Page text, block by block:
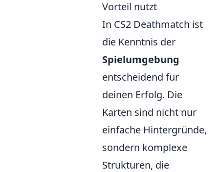
Vorteil nutzt
In CS2 Deathmatch ist
die Kenntnis der
Spielumgebung
entscheidend für
deinen Erfolg. Die
Karten sind nicht nur
einfache Hintergründe,
sondern komplexe
Strukturen, die